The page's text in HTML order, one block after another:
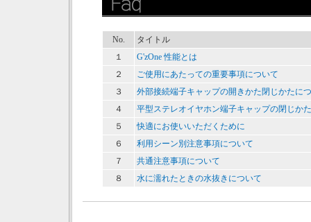
No.
タイトル
１
G'zOne 性能とは
２
ご使用にあたっての重要事項について
３
外部接続端子キャップの開きかた閉じかたに
４
平型ステレオイヤホン端子キャップの閉じか
５
快適にお使いいただくために
６
利用シーン別注意事項について
７
共通注意事項について
８
水に濡れたときの水抜きについて